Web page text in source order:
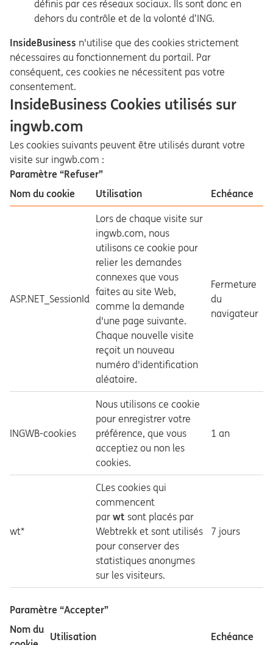
définis par ces réseaux sociaux. Ils sont donc en
dehors du contrôle et de la volonté d’ING.
InsideBusiness n'utilise que des cookies strictement
nécessaires au fonctionnement du portail. Par
conséquent, ces cookies ne nécessitent pas votre
consentement.
InsideBusiness Cookies utilisés sur
ingwb.com
Les cookies suivants peuvent être utilisés durant votre
visite sur ingwb.com :
Paramètre “Refuser”
Nom du cookie
Utilisation Echéance
ASP.NET_SessionId
Lors de chaque visite sur
ingwb.com, nous
utilisons ce cookie pour
relier les demandes
connexes que vous
faites au site Web,
comme la demande
d'une page suivante.
Chaque nouvelle visite
reçoit un nouveau
numéro d'identification
aléatoire.
Fermeture
du
navigateur
INGWB-cookies
Nous utilisons ce cookie
pour enregistrer votre
préférence, que vous
acceptiez ou non les
cookies.
1 an
wt*
CLes cookies qui
commencent
par wt sont placés par
Webtrekk et sont utilisés
pour conserver des
statistiques anonymes
sur les visiteurs.
7 jours
Paramètre “Accepter”
Nom du
Utilisation Echéance